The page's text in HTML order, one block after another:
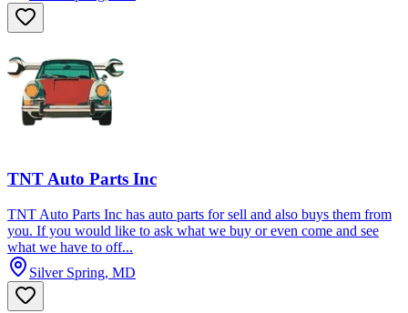
TNT Auto Parts Inc
TNT Auto Parts Inc has auto parts for sell and also buys them from
you. If you would like to ask what we buy or even come and see
what we have to off...
Silver Spring, MD